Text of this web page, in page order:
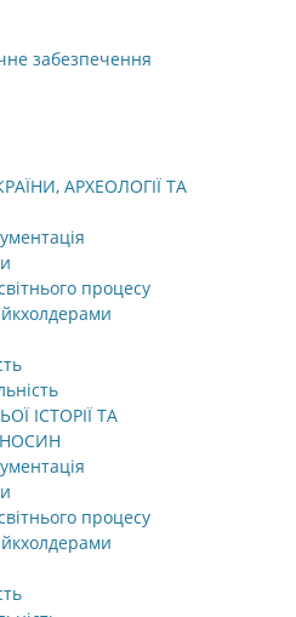
забезпечення
АРХЕОЛОГІЇ ТА
процесу
ІСТОРІЇ ТА
процесу